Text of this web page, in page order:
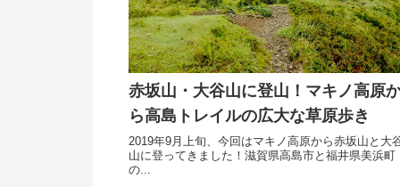
赤坂山・大谷山に登山！マキノ高原
ら高島トレイルの広大な草原歩き
2019年9月上旬、今回はマキノ高原から赤坂山と大
山に登ってきました！滋賀県高島市と福井県美浜町
の...